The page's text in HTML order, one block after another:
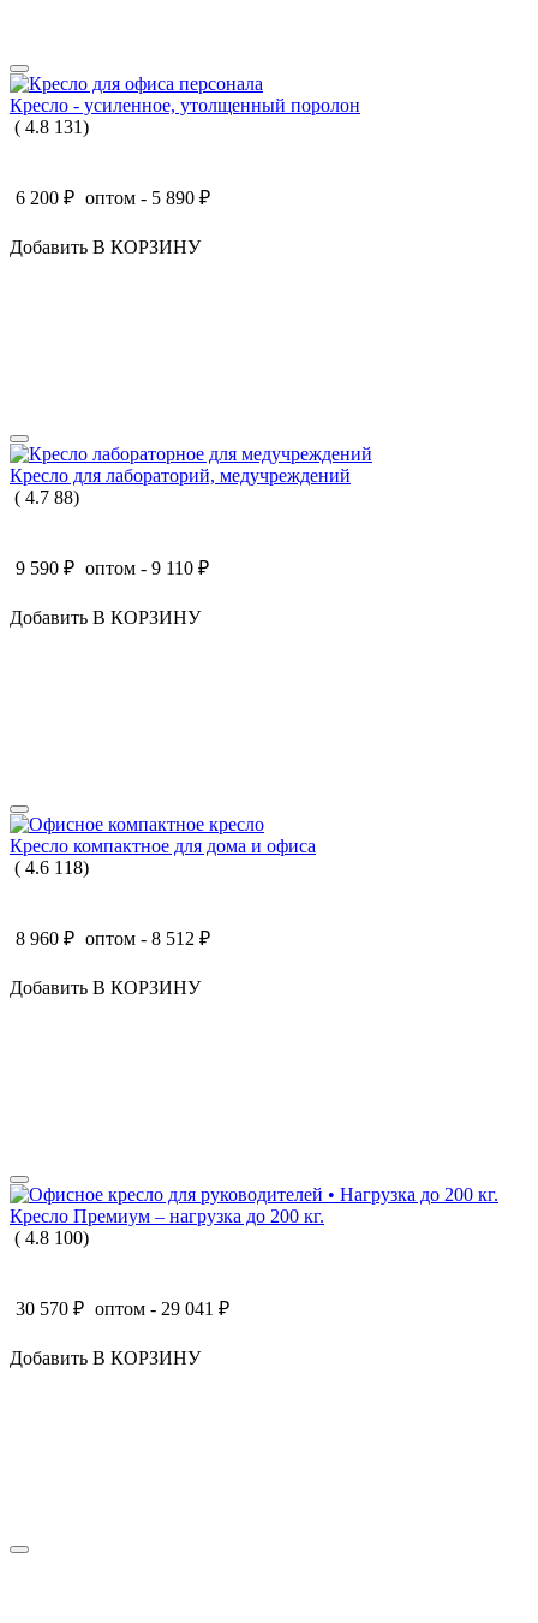
Кресло - усиленное, утолщенный поролон
( 4.8 131)
6 200 ₽ оптом - 5 890 ₽
Добавить В КОРЗИНУ
Кресло для лабораторий, медучреждений
( 4.7 88)
9 590 ₽ оптом - 9 110 ₽
Добавить В КОРЗИНУ
Кресло компактное для дома и офиса
( 4.6 118)
8 960 ₽ оптом - 8 512 ₽
Добавить В КОРЗИНУ
Кресло Премиум – нагрузка до 200 кг.
( 4.8 100)
30 570 ₽ оптом - 29 041 ₽
Добавить В КОРЗИНУ